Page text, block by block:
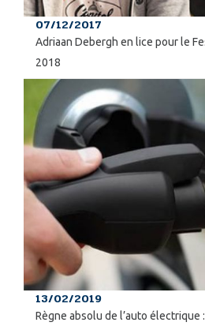
07/12/2017
Adriaan Debergh en lice pour le
2018
13/02/2019
Règne absolu de l’auto électrique